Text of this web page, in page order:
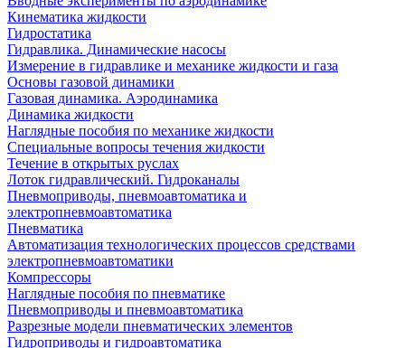
Кинематика жидкости
Гидростатика
Гидравлика. Динамические насосы
Измерение в гидравлике и механике жидкости и газа
Основы газовой динамики
Газовая динамика. Аэродинамика
Динамика жидкости
Наглядные пособия по механике жидкости
Специальные вопросы течения жидкости
Течение в открытых руслах
Лоток гидравлический. Гидроканалы
Пневмоприводы, пневмоавтоматика и
электропневмоавтоматика
Пневматика
Автоматизация технологических процессов средствами
электропневмоавтоматики
Компрессоры
Наглядные пособия по пневматике
Пневмоприводы и пневмоавтоматика
Разрезные модели пневматических элементов
Гидроприводы и гидроавтоматика